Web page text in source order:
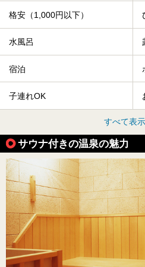
格安（1,000円以下）
水風呂
宿泊
子連れOK
すべて表
サウナ付きの温泉の魅力